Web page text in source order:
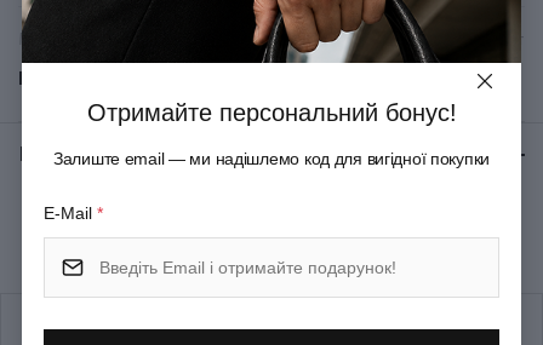
Матеріал руків'я/накладок Термоеластопласт
Матеріал леза Неіржавна сталь
Довжина (см)
Показати всі
Відгуки: ★ 0 (0)
Рекомендуємо купити разом
Отримайте персональний бонус!
Залиште email — ми надішлемо код для вигідної покупки
E-Mail *